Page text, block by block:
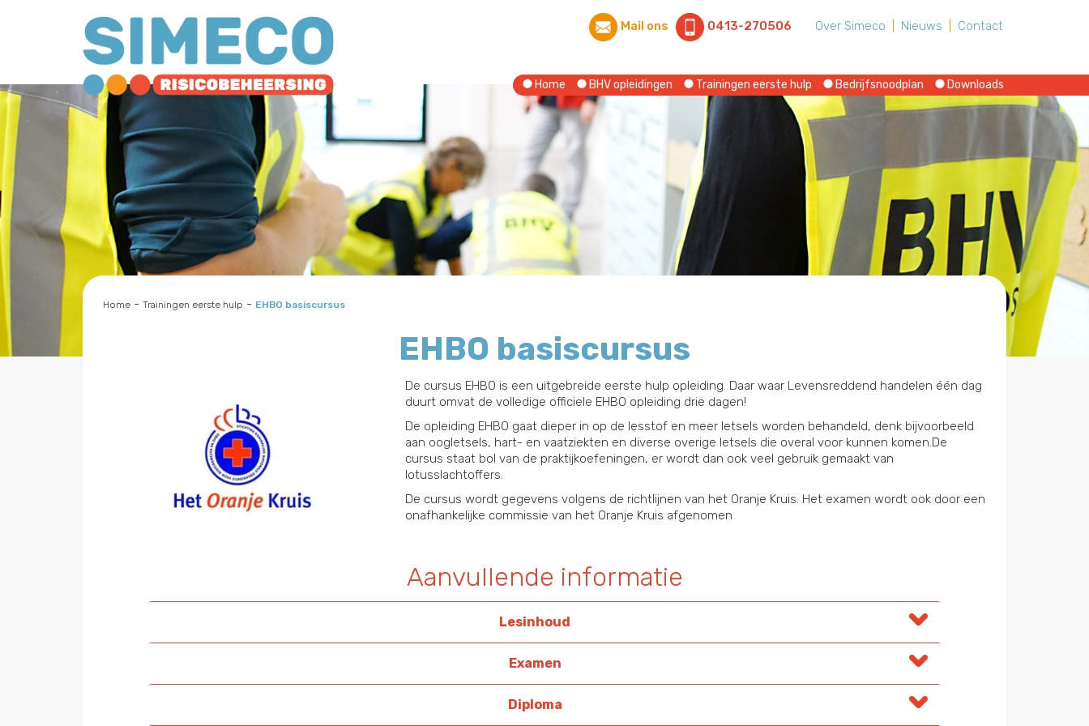
Mail ons 0413-270506 Over Simeco Nieuws Contact
Home BHV opleidingen Trainingen eerste hulp Bedrijfsnoodplan Downloads
Home - Trainingen eerste hulp - EHBO basiscursus
EHBO basiscursus
De cursus EHBO is een uitgebreide eerste hulp opleiding. Daar waar Levensreddend handelen één dag
duurt omvat de volledige officiele EHBO opleiding drie dagen!
De opleiding EHBO gaat dieper in op de lesstof en meer letsels worden behandeld, denk bijvoorbeeld
aan oogletsels, hart- en vaatziekten en diverse overige letsels die overal voor kunnen komen.De
cursus staat bol van de praktijkoefeningen, er wordt dan ook veel gebruik gemaakt van
lotusslachtoffers.
De cursus wordt gegevens volgens de richtlijnen van het Oranje Kruis. Het examen wordt ook door een
onafhankelijke commissie van het Oranje Kruis afgenomen
Aanvullende informatie
Lesinhoud
Examen
Diploma